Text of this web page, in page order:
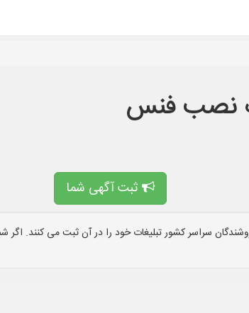
نصب فنس
ثبت آگهی شما
سراسر کشور تبلیغات خود را در آن ثبت می کنند.